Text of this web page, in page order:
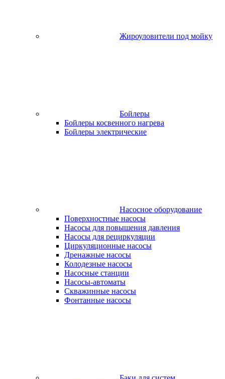
Жироуловители под мойку
Бойлеры
Бойлеры косвенного нагрева
Бойлеры электрические
Насосное оборудование
Поверхностные насосы
Насосы для повышения давления
Насосы для рециркуляции
Циркуляционные насосы
Дренажные насосы
Колодезные насосы
Насосные станции
Насосы-автоматы
Скважинные насосы
Фонтанные насосы